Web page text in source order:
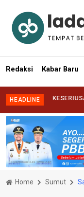
Redaksi Kabar Baru
HEADLINEKESERIUSAN
Home Sumut